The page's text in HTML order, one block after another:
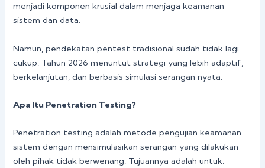
menjadi komponen krusial dalam menjaga keamanan
sistem dan data.
Namun, pendekatan pentest tradisional sudah tidak lagi
cukup. Tahun 2026 menuntut strategi yang lebih adaptif,
berkelanjutan, dan berbasis simulasi serangan nyata.
Apa Itu Penetration Testing?
Penetration testing adalah metode pengujian keamanan
sistem dengan mensimulasikan serangan yang dilakukan
oleh pihak tidak berwenang. Tujuannya adalah untuk: